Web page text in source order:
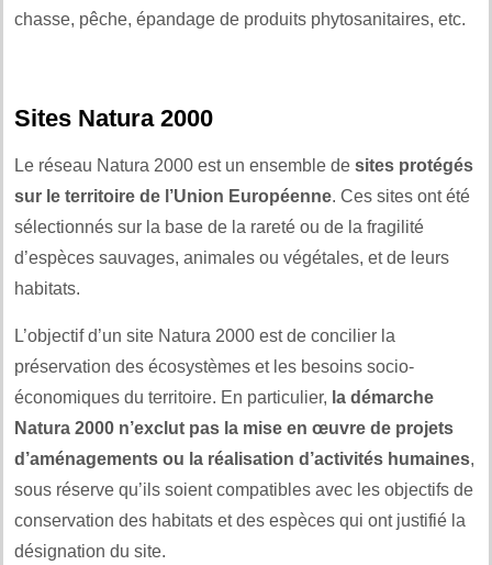
chasse, pêche, épandage de produits phytosanitaires, etc.
Sites Natura 2000
Le réseau Natura 2000 est un ensemble de sites protégés
sur le territoire de l’Union Européenne. Ces sites ont été
sélectionnés sur la base de la rareté ou de la fragilité
d’espèces sauvages, animales ou végétales, et de leurs
habitats.
L’objectif d’un site Natura 2000 est de concilier la
préservation des écosystèmes et les besoins socio-
économiques du territoire. En particulier, la démarche
Natura 2000 n’exclut pas la mise en œuvre de projets
d’aménagements ou la réalisation d’activités humaines,
sous réserve qu’ils soient compatibles avec les objectifs de
conservation des habitats et des espèces qui ont justifié la
désignation du site.